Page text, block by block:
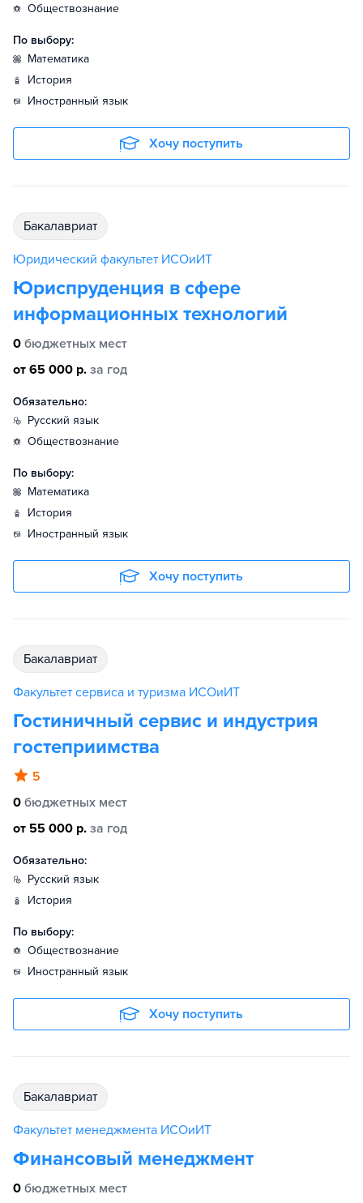
обществознание
По выбору:
математика
история
иностранный язык
Хочу поступить
бакалавриат
Юридический факультет ИСОиИТ
Юриспруденция в сфере
информационных технологий
0 бюджетных мест
от 65 000 р. за год
Обязательно:
русский язык
обществознание
По выбору:
математика
история
иностранный язык
Хочу поступить
бакалавриат
Факультет сервиса и туризма ИСОиИТ
Гостиничный сервис и индустрия
гостеприимства
5
0 бюджетных мест
от 55 000 р. за год
Обязательно:
русский язык
история
По выбору:
обществознание
иностранный язык
Хочу поступить
бакалавриат
Факультет менеджмента ИСОиИТ
Финансовый менеджмент
0 бюджетных мест